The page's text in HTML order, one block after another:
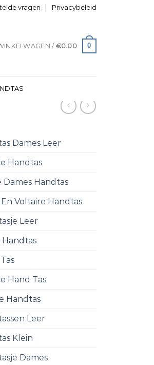
vragen Privacybeleid
/€0.00 0
Dames Leer
Handtas
Dames Handtas
Voltaire Handtas
Leer
Hand Tas
Handtas
Leer
Klein
Dames